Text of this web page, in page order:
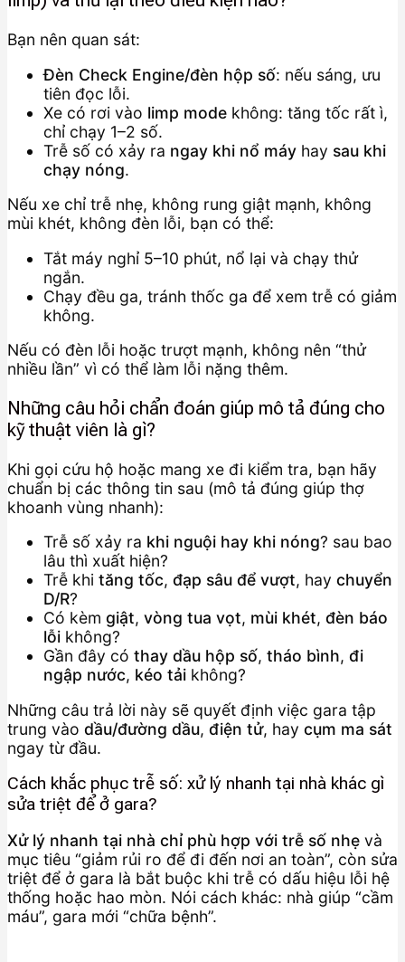
Bạn nên quan sát:
Đèn Check Engine/đèn hộp số: nếu sáng, ưu
tiên đọc lỗi.
Xe có rơi vào limp mode không: tăng tốc rất ì,
chỉ chạy 1–2 số.
Trễ số có xảy ra ngay khi nổ máy hay sau khi
chạy nóng.
Nếu xe chỉ trễ nhẹ, không rung giật mạnh, không
mùi khét, không đèn lỗi, bạn có thể:
Tắt máy nghỉ 5–10 phút, nổ lại và chạy thử
ngắn.
Chạy đều ga, tránh thốc ga để xem trễ có giảm
không.
Nếu có đèn lỗi hoặc trượt mạnh, không nên “thử
nhiều lần” vì có thể làm lỗi nặng thêm.
Những câu hỏi chẩn đoán giúp mô tả đúng cho
kỹ thuật viên là gì?
Khi gọi cứu hộ hoặc mang xe đi kiểm tra, bạn hãy
chuẩn bị các thông tin sau (mô tả đúng giúp thợ
khoanh vùng nhanh):
Trễ số xảy ra khi nguội hay khi nóng? sau bao
lâu thì xuất hiện?
Trễ khi tăng tốc, đạp sâu để vượt, hay chuyển
D/R?
Có kèm giật, vòng tua vọt, mùi khét, đèn báo
lỗi không?
Gần đây có thay dầu hộp số, tháo bình, đi
ngập nước, kéo tải không?
Những câu trả lời này sẽ quyết định việc gara tập
trung vào dầu/đường dầu, điện tử, hay cụm ma sát
ngay từ đầu.
Cách khắc phục trễ số: xử lý nhanh tại nhà khác gì
sửa triệt để ở gara?
Xử lý nhanh tại nhà chỉ phù hợp với trễ số nhẹ và
mục tiêu “giảm rủi ro để đi đến nơi an toàn”, còn sửa
triệt để ở gara là bắt buộc khi trễ có dấu hiệu lỗi hệ
thống hoặc hao mòn. Nói cách khác: nhà giúp “cầm
máu”, gara mới “chữa bệnh”.